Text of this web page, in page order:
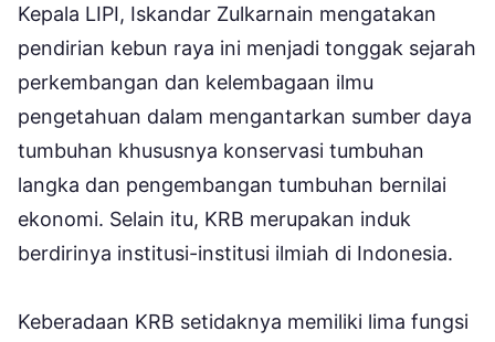
Kepala LIPI, Iskandar Zulkarnain mengatakan
pendirian kebun raya ini menjadi tonggak sejarah
perkembangan dan kelembagaan ilmu
pengetahuan dalam mengantarkan sumber daya
tumbuhan khususnya konservasi tumbuhan
langka dan pengembangan tumbuhan bernilai
ekonomi. Selain itu, KRB merupakan induk
berdirinya institusi-institusi ilmiah di Indonesia.
Keberadaan KRB setidaknya memiliki lima fungsi